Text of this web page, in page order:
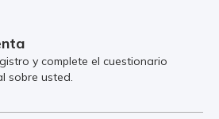
y complete el cuestionario
sobre usted.